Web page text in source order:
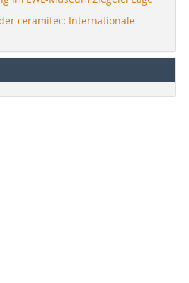
ceramitec: Internationale